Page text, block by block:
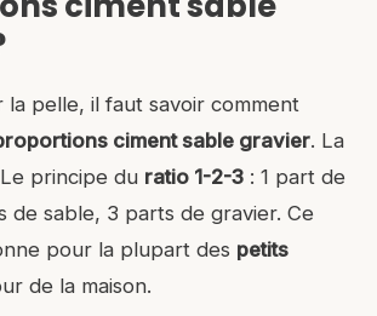
la pelle, il faut savoir comment
ciment sable gravier. La
principe du ratio 1-2-3 : 1 part de
de sable, 3 parts de gravier. Ce
pour la plupart des petits
de la maison.